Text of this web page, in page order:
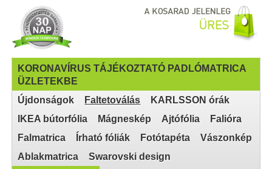
KORONAVÍRUS TÁJÉKOZTATÓ PADLÓMATRICA
ÜZLETEKBE
Újdonságok
Faltetoválás
KARLSSON órák
IKEA bútorfólia
Mágneskép Ajtófólia
Falióra
Falmatrica
Írható fóliák Fotótapéta
Vászonkép
Ablakmatrica
Swarovski design